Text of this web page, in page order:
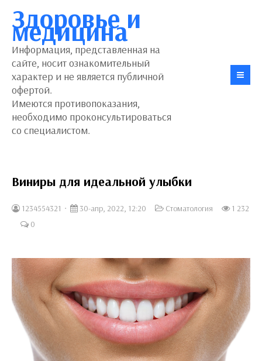
Здоровье и
медицина
Информация, представленная на
сайте, носит ознакомительный
характер и не является публичной
офертой.
Имеются противопоказания,
необходимо проконсультироваться
со специалистом.
Виниры для идеальной улыбки
1234554321 30-апр, 2022, 12:20 Стоматология
1 232
0